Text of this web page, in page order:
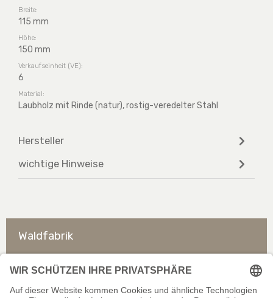
Breite:
115 mm
Höhe:
150 mm
Verkaufseinheit (VE):
6
Material:
Laubholz mit Rinde (natur), rostig-veredelter Stahl
Hersteller
wichtige Hinweise
Waldfabrik
So erreichen Sie uns